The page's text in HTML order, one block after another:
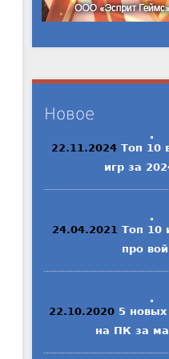
Новое
22.11.2024 Топ 10
игр за
24.04.2021 Топ 10
про
22.10.2020 5 новых
на ПК за